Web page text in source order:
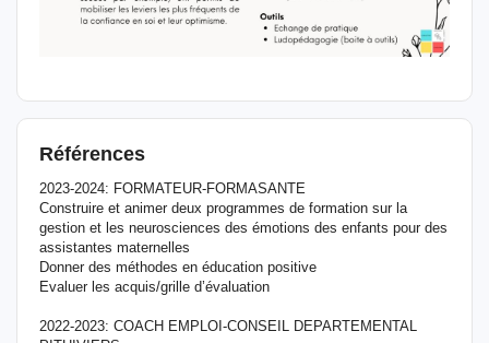
Références
2023-2024: FORMATEUR-FORMASANTE
Construire et animer deux programmes de formation sur la
gestion et les neurosciences des émotions des enfants pour des
assistantes maternelles
Donner des méthodes en éducation positive
Evaluer les acquis/grille d’évaluation
2022-2023: COACH EMPLOI-CONSEIL DEPARTEMENTAL